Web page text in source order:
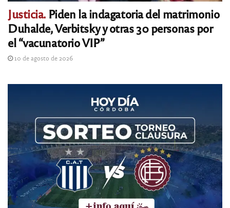
Justicia. Piden la indagatoria del matrimonio
Duhalde, Verbitsky y otras 30 personas por
el “vacunatorio VIP”
10 de agosto de 2026